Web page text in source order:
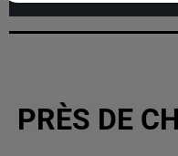
PRÈS DE